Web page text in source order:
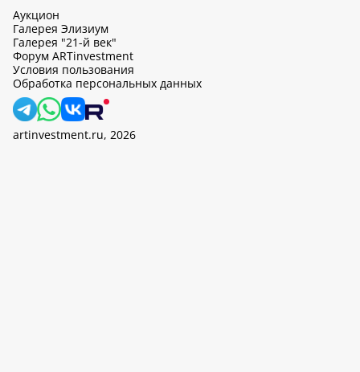
Аукцион
Галерея Элизиум
Галерея "21-й век"
Форум ARTinvestment
Условия пользования
Обработка персональных данных
artinvestment.ru, 2026